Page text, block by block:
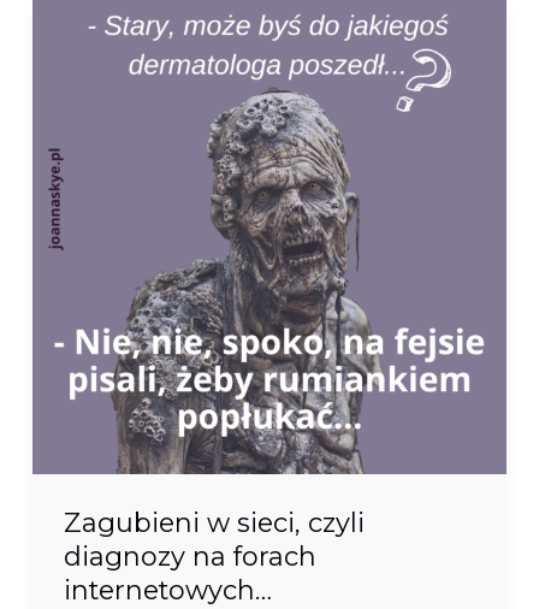
Zagubieni w sieci, czyli
diagnozy na forach
internetowych…
forach
internetowych…